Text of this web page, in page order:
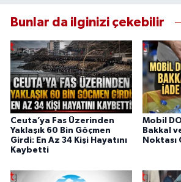
Bunlar da ilginizi çekebilir
Ceuta’ya Fas Üzerinden
Yaklaşık 60 Bin Göçmen
Girdi: En Az 34 Kişi Hayatını
Kaybetti
Mobil
Bakkal
Noktası